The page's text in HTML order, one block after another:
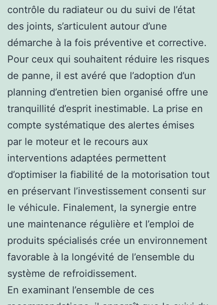
contrôle du radiateur ou du suivi de l’état
des joints, s’articulent autour d’une
démarche à la fois préventive et corrective.
Pour ceux qui souhaitent réduire les risques
de panne, il est avéré que l’adoption d’un
planning d’entretien bien organisé offre une
tranquillité d’esprit inestimable. La prise en
compte systématique des alertes émises
par le moteur et le recours aux
interventions adaptées permettent
d’optimiser la fiabilité de la motorisation tout
en préservant l’investissement consenti sur
le véhicule. Finalement, la synergie entre
une maintenance régulière et l’emploi de
produits spécialisés crée un environnement
favorable à la longévité de l’ensemble du
système de refroidissement.
En examinant l’ensemble de ces